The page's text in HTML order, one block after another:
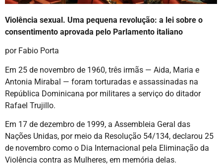
Violência sexual. Uma pequena revolução: a lei sobre o
consentimento aprovada pelo Parlamento italiano
por Fabio Porta
Em 25 de novembro de 1960, três irmãs — Aida, Maria e
Antonia Mirabal — foram torturadas e assassinadas na
República Dominicana por militares a serviço do ditador
Rafael Trujillo.
Em 17 de dezembro de 1999, a Assembleia Geral das
Nações Unidas, por meio da Resolução 54/134, declarou 25
de novembro como o Dia Internacional pela Eliminação da
Violência contra as Mulheres, em memória delas.